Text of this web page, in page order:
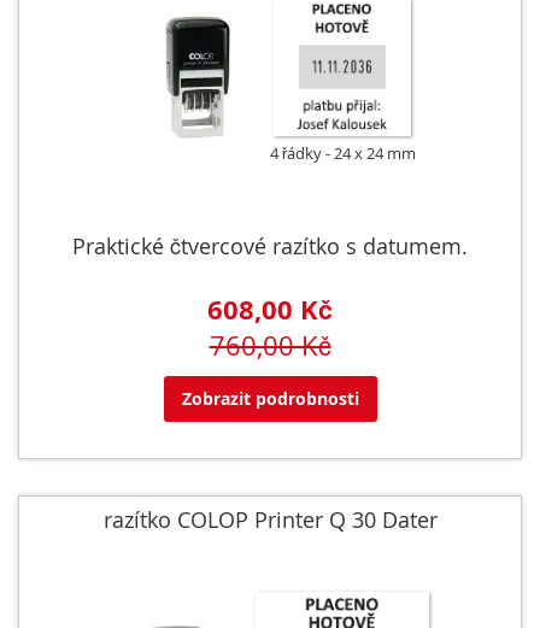
4 řádky 24 x 24 mm
Praktické čtvercové razítko s datumem.
608,00 Kč
760,00 Kč
Zobrazit podrobnosti
razítko COLOP Printer Q 30 Dater